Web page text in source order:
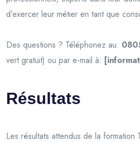
d’exercer leur métier en tant que
Des questions ? Téléphonez au:
vert gratuit) ou par e-mail à:
Résultats
Les résultats attendus de la formation